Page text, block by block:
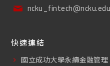
快速連結
國立成功大學永續金融管理